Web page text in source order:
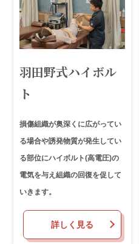
羽田野式ハイボル
ト
損傷組織が奥深くに広がってい
る場合や誘発物質が発生してい
る部位にハイボルト(高電圧)の
電気を与え組織の回復を促して
いきます。
詳しく見る